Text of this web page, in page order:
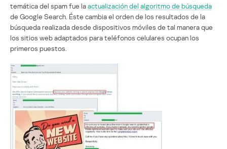
temática del spam fue laactualización del algoritmo de búsqueda
de Google Search. Éste cambia el orden de los resultados de la
búsqueda realizada desde dispositivos móviles de tal manera que
los sitios web adaptados para teléfonos celulares ocupan los
primeros puestos.